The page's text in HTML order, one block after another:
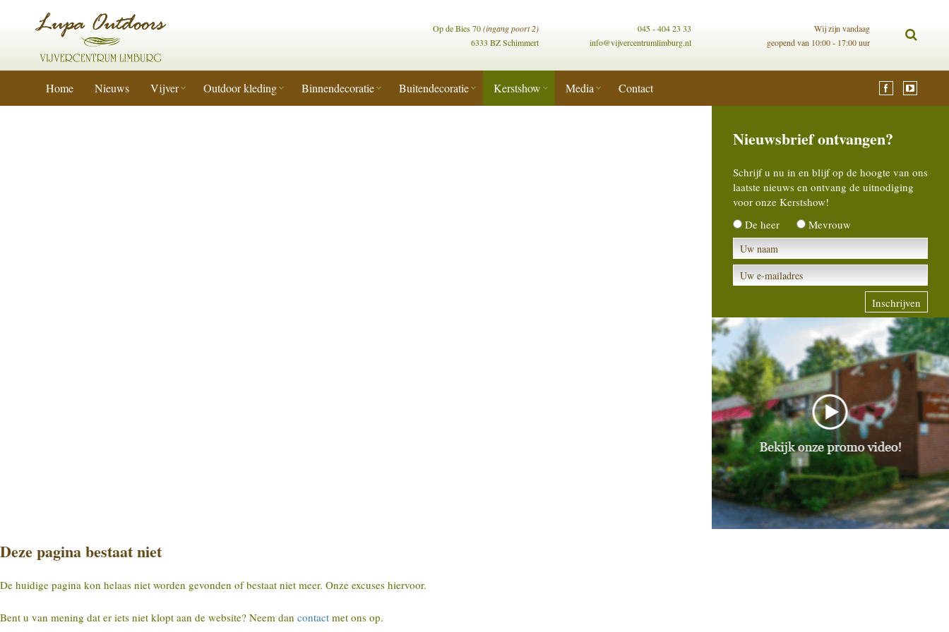
Wij zijn vandaag
geopend van 10:00 - 17:00 uur
Op de Bies 70(ingang poort 2)
045 - 404 23 33
6333 BZ Schimmert
info@vijvercentrumlimburg.nl
Home Nieuws Vijver Outdoor kleding Binnendecoratie Buitendecoratie Kerstshow Media Contact
Nieuwsbrief ontvangen?
Schrijf u nu in en blijf op de hoogte van ons
laatste nieuws en ontvang de uitnodiging
voor onze Kerstshow!
De heer
Mevrouw
Deze pagina bestaat niet
De huidige pagina kon helaas niet worden gevonden of bestaat niet meer. Onze excuses hiervoor.
Bent u van mening dat er iets niet klopt aan de website? Neem dan contact met ons op.